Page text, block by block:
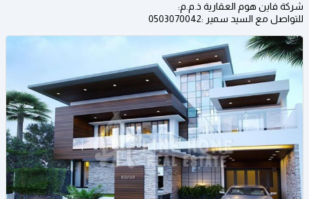
شركة فاين هوم العقارية ذ.م.م:
للتواصل مع السيد سمير :0503070042